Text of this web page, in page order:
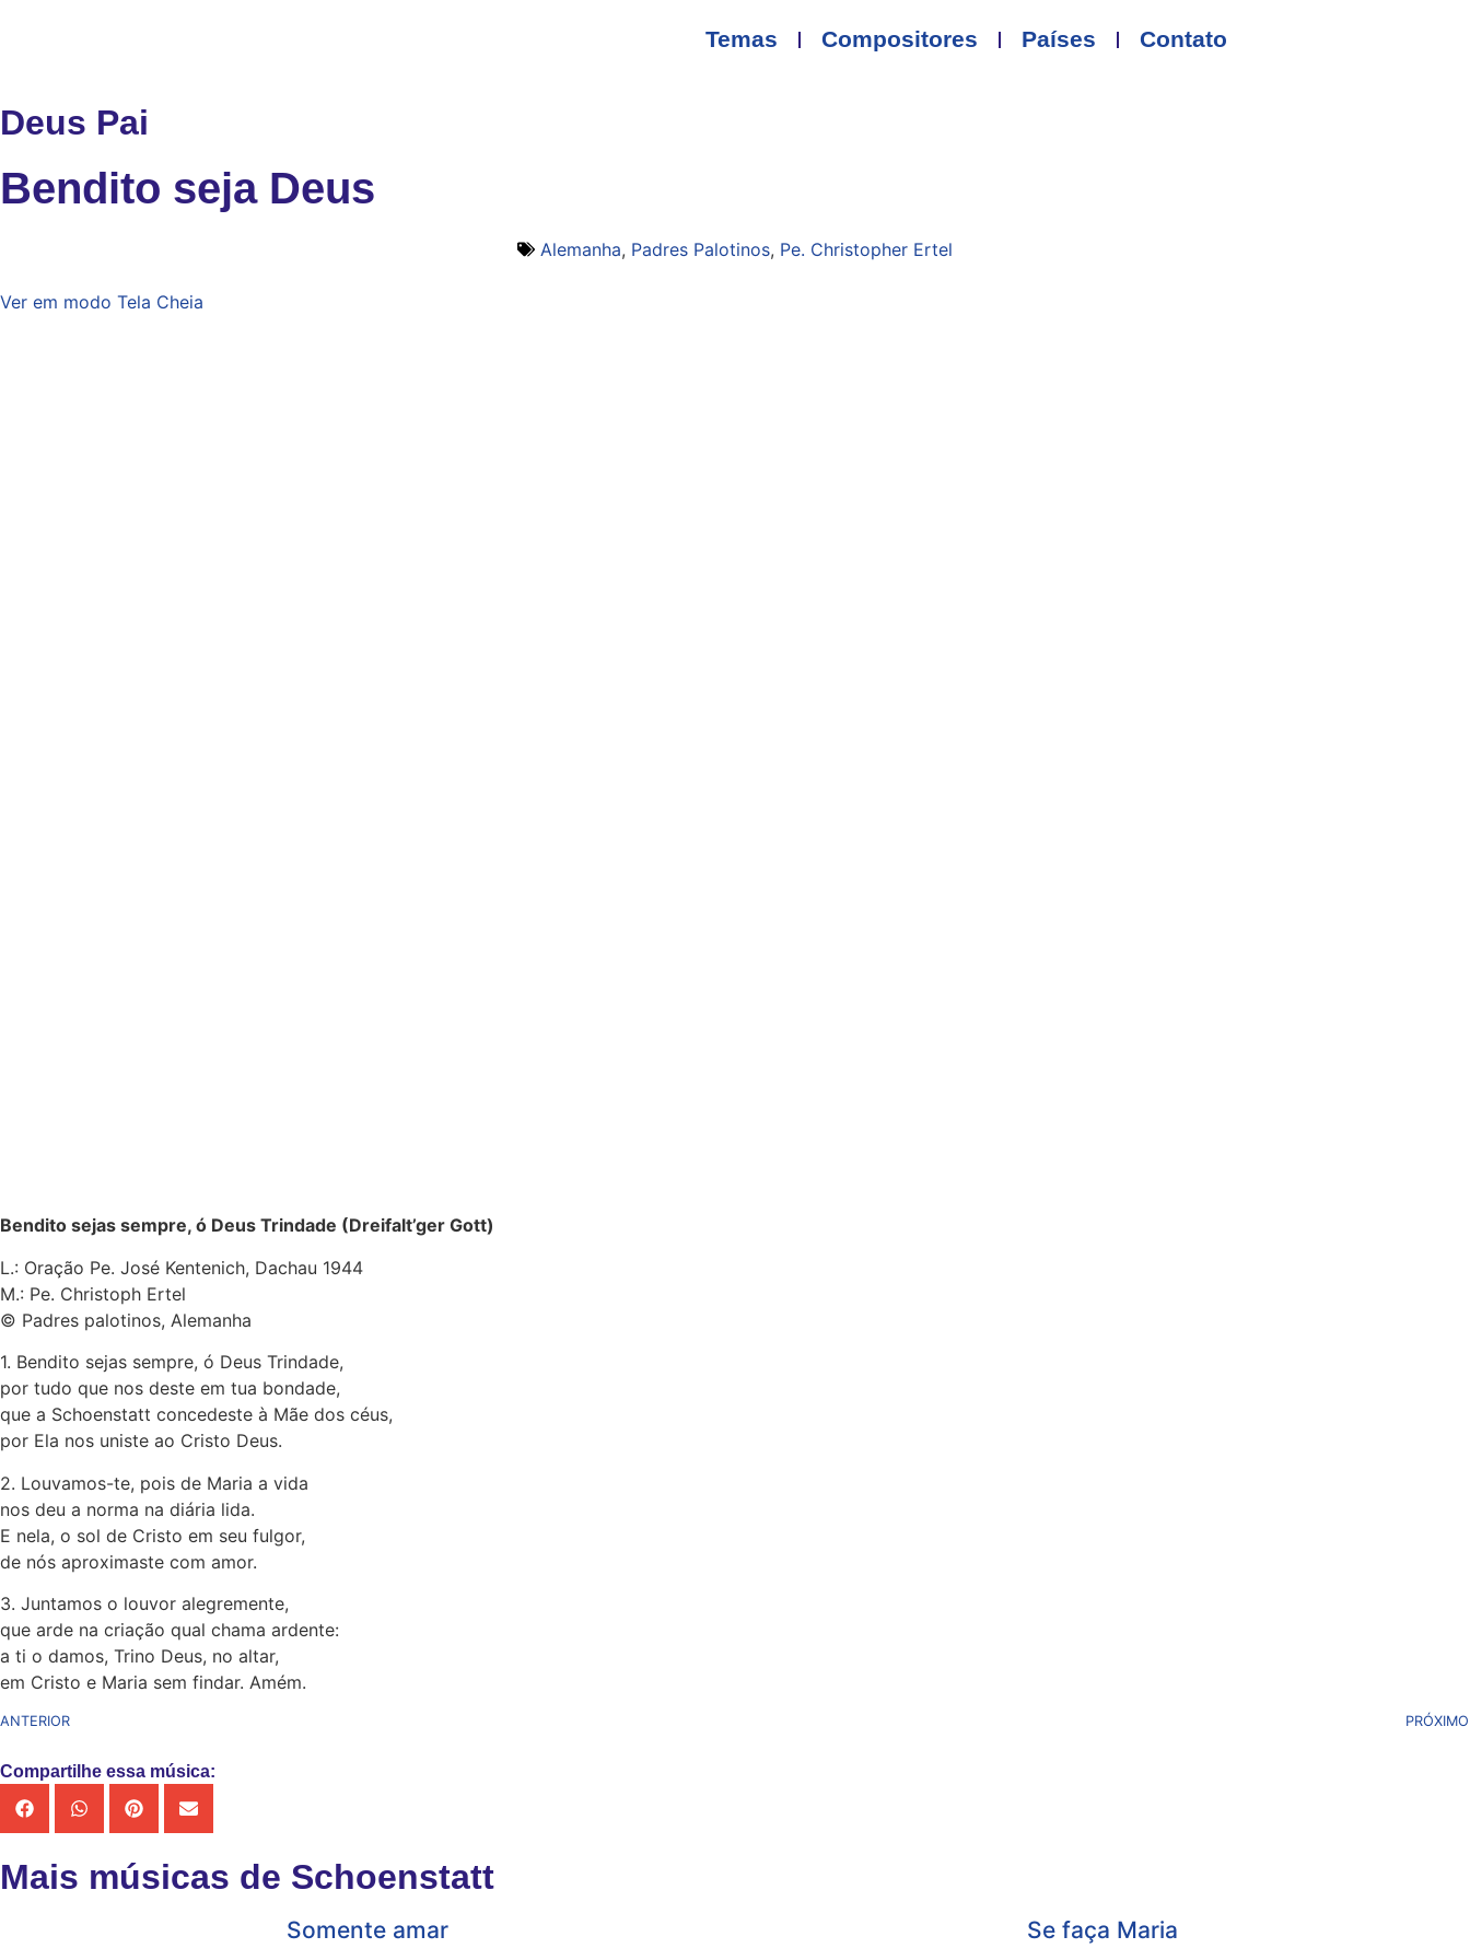
Temas Compositores Países Contato
Deus Pai
Bendito seja Deus
Alemanha, Padres Palotinos, Pe. Christopher Ertel
Ver em modo Tela Cheia
Bendito sejas sempre, ó Deus Trindade (Dreifalt’ger Gott)
L.: Oração Pe. José Kentenich, Dachau 1944
M.: Pe. Christoph Ertel
© Padres palotinos, Alemanha
1. Bendito sejas sempre, ó Deus Trindade,
por tudo que nos deste em tua bondade,
que a Schoenstatt concedeste à Mãe dos céus,
por Ela nos uniste ao Cristo Deus.
2. Louvamos-te, pois de Maria a vida
nos deu a norma na diária lida.
E nela, o sol de Cristo em seu fulgor,
de nós aproximaste com amor.
3. Juntamos o louvor alegremente,
que arde na criação qual chama ardente:
a ti o damos, Trino Deus, no altar,
em Cristo e Maria sem findar. Amém.
ANTERIOR PRÓXIMO
Compartilhe essa música:
Mais músicas de Schoenstatt
Somente amar Se faça Maria